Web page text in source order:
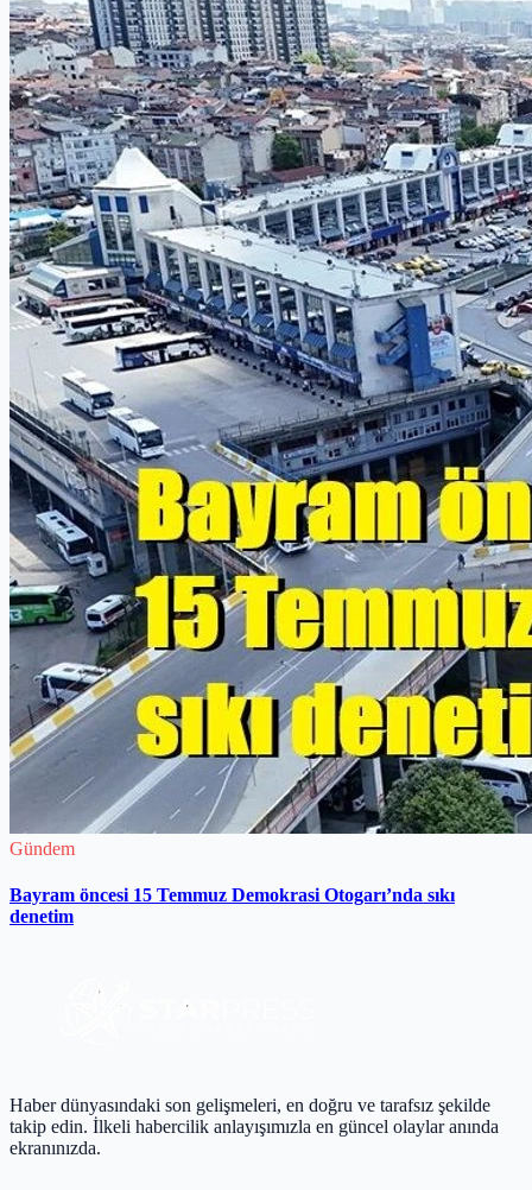
Gündem
Bayram öncesi 15 Temmuz Demokrasi Otogarı’nda sıkı
denetim
Haber dünyasındaki son gelişmeleri, en doğru ve tarafsız şekilde
takip edin. İlkeli habercilik anlayışımızla en güncel olaylar anında
ekranınızda.